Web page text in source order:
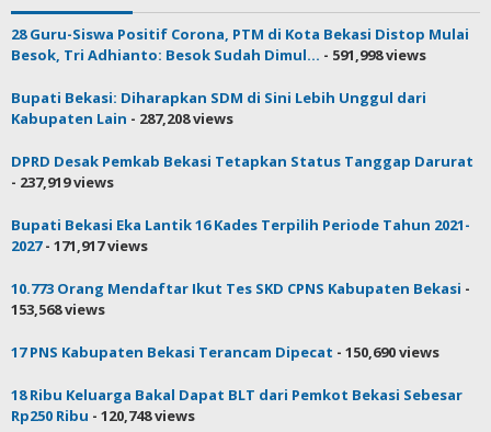
28 Guru-Siswa Positif Corona, PTM di Kota Bekasi Distop Mulai
Besok, Tri Adhianto: Besok Sudah Dimul... - 591,998 views
Bupati Bekasi: Diharapkan SDM di Sini Lebih Unggul dari
Kabupaten Lain - 287,208 views
DPRD Desak Pemkab Bekasi Tetapkan Status Tanggap Darurat
- 237,919 views
Bupati Bekasi Eka Lantik 16 Kades Terpilih Periode Tahun 2021-
2027- 171,917 views
10.773 Orang Mendaftar Ikut Tes SKD CPNS Kabupaten Bekasi -
153,568 views
17 PNS Kabupaten Bekasi Terancam Dipecat - 150,690 views
18 Ribu Keluarga Bakal Dapat BLT dari Pemkot Bekasi Sebesar
Rp250 Ribu - 120,748 views